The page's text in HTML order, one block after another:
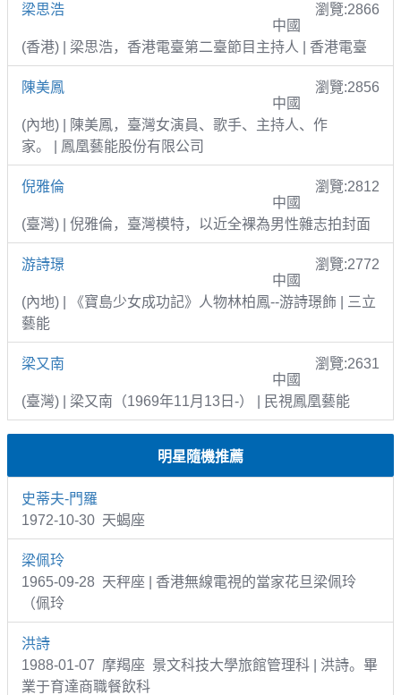
梁思浩
瀏覽:2866
中國
(香港) | 梁思浩，香港電臺第二臺節目主持人 | 香港電臺
陳美鳳
瀏覽:2856
中國
(內地) | 陳美鳳，臺灣女演員、歌手、主持人、作
家。 | 鳳凰藝能股份有限公司
倪雅倫
瀏覽:2812
中國
(臺灣) | 倪雅倫，臺灣模特，以近全裸為男性雜志拍封面
游詩璟
瀏覽:2772
中國
(內地) | 《寶島少女成功記》人物林柏鳳--游詩璟飾 | 三立
藝能
梁又南
瀏覽:2631
中國
(臺灣) | 梁又南（1969年11月13日-） | 民視鳳凰藝能
明星隨機推薦
史蒂夫-門羅
1972-10-30 天蝎座
梁佩玲
1965-09-28 天秤座 | 香港無線電視的當家花旦梁佩玲
（佩玲
洪詩
1988-01-07 摩羯座 景文科技大學旅館管理科 | 洪詩。畢
業于育達商職餐飲科